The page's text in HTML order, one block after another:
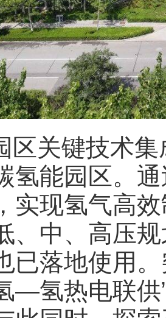
区关键技术
氢能园区。
实现氢气高
、中、高压
已落地使用
氢热电联供